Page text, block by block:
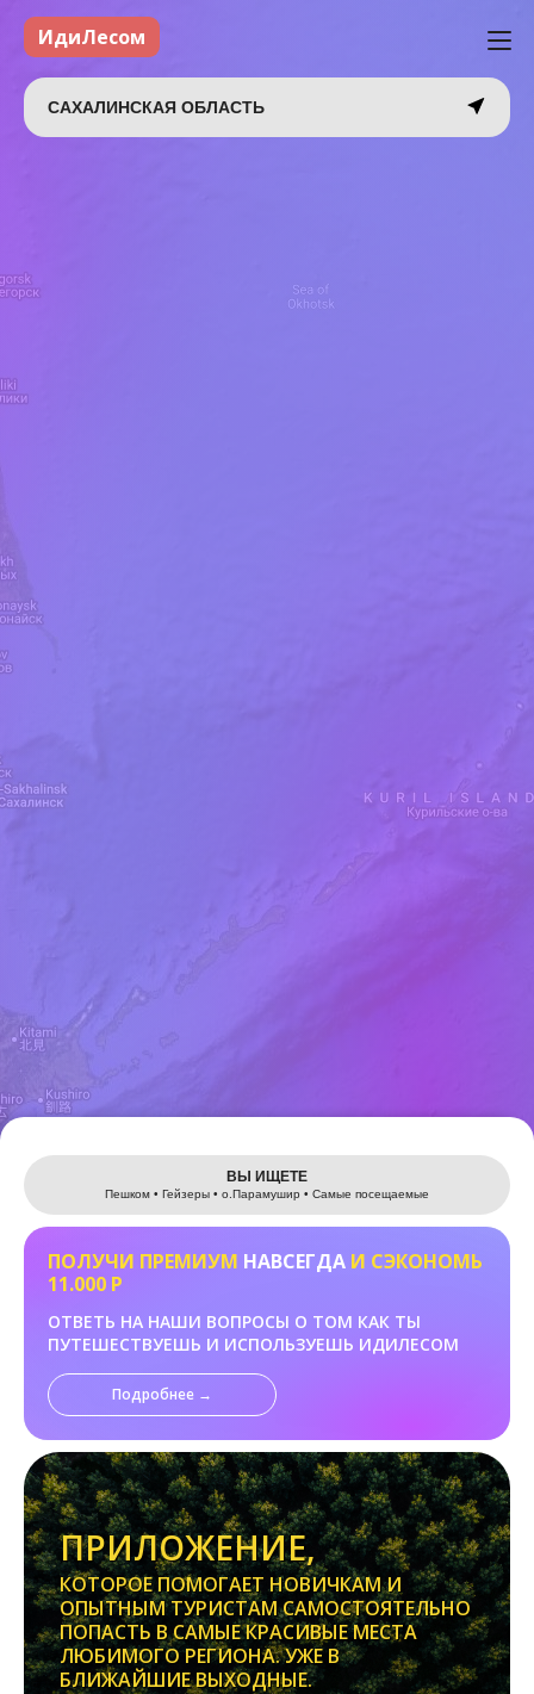
Leaflet
ИдиЛесом
САХАЛИНСКАЯ ОБЛАСТЬ
ВЫ ИЩЕТЕ
Пешком • Гейзеры • о.Парамушир • Самые посещаемые
ПОЛУЧИ ПРЕМИУМ НАВСЕГДА И СЭКОНОМЬ
11.000 Р
ОТВЕТЬ НА НАШИ ВОПРОСЫ О ТОМ КАК ТЫ
ПУТЕШЕСТВУЕШЬ И ИСПОЛЬЗУЕШЬ ИДИЛЕСОМ
Подробнее →
ПРИЛОЖЕНИЕ,
КОТОРОЕ ПОМОГАЕТ НОВИЧКАМ И
ОПЫТНЫМ ТУРИСТАМ САМОСТОЯТЕЛЬНО
ПОПАСТЬ В САМЫЕ КРАСИВЫЕ МЕСТА
ЛЮБИМОГО РЕГИОНА. УЖЕ В
БЛИЖАЙШИЕ ВЫХОДНЫЕ.